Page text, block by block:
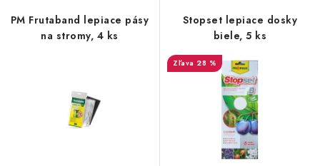
PM Frutaband lepiace pásy
na stromy, 4 ks
Stopset lepiace dosky
biele, 5 ks
28 %